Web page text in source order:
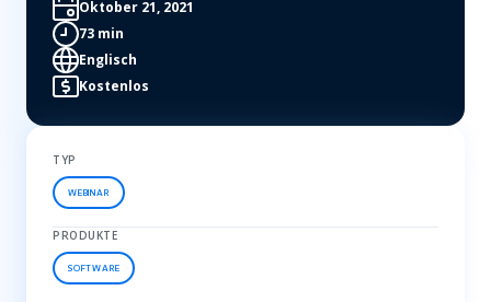
Oktober 21, 2021
73 min
Englisch
Kostenlos
TYP
WEBINAR
PRODUKTE
SOFTWARE